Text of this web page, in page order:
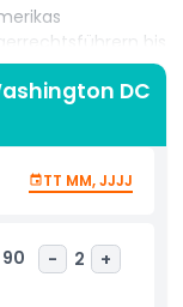
bis
der Hauptstadt
den Besuchern
Geschichte
wie die
aller US-
diejenigen, die
die
sich für
DC
TT MM, JJJJ
90 - 2 +